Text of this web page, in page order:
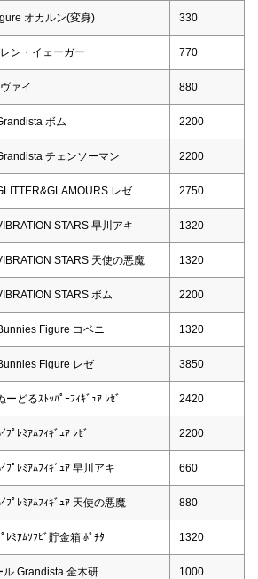
オカルン(変身) 330
ン・イェーガー 770
ァイ 880
ボム 2200
チェンソーマン 2200
レゼ 2750
STARS 早川アキ 1320
STARS 天使の悪魔 1320
STARS ボム 2200
Figure コベニ 1320
Figure レゼ 3850
どるｽﾄｯﾊﾟｰﾌｨｷﾞｭｱ ﾚｾﾞ 2420
ﾟﾚﾐｱﾑﾌｨｷﾞｭｱ ﾚｾﾞ 2200
ﾟﾚﾐｱﾑﾌｨｷﾞｭｱ 早川アキ 660
ﾟﾚﾐｱﾑﾌｨｷﾞｭｱ 天使の悪魔 880
ﾐｱﾑｿﾌﾋﾞ貯金箱 ﾎﾟﾁﾀ 1320
Grandista 金木研 1000